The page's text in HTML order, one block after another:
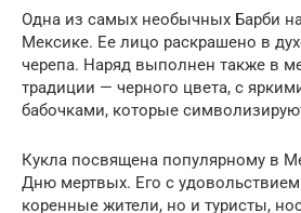
Одна из самых необычных Барби
Мексике. Ее лицо раскрашено в
черепа. Наряд выполнен также в
традиции — черного цвета, с
бабочками, которые
Кукла посвящена популярному в
Дню мертвых. Его с
коренные жители, но и туристы,